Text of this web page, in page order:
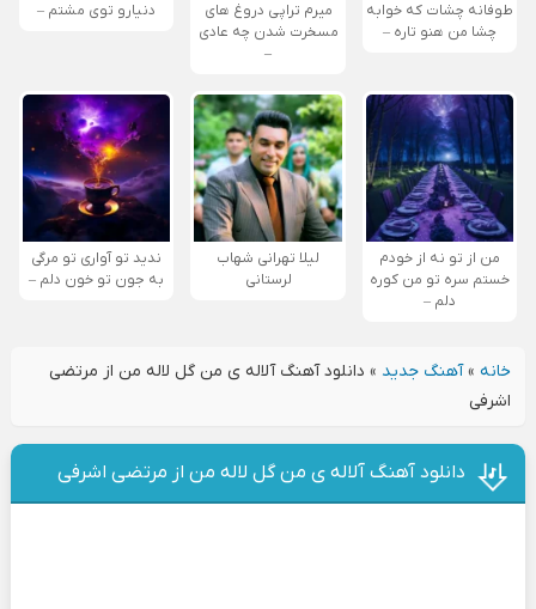
طوفانه چشات که خوابه
چشا من هنو تاره –
میرم تراپی دروغ‌ های
مسخرت شدن چه عادی
–
دنیارو توی مشتم –
من از تو نه از خودم
خستم سره تو من کوره
دلم –
لیلا تهرانی شهاب
لرستانی
ندید تو آواری تو مرگی
به جون تو خون دلم –
خانه»آهنگ جدید » دانلود آهنگ آلاله ی من گل‌ لاله من از مرتضی
اشرفی
دانلود آهنگ آلاله ی من گل‌ لاله من از مرتضی اشرفی